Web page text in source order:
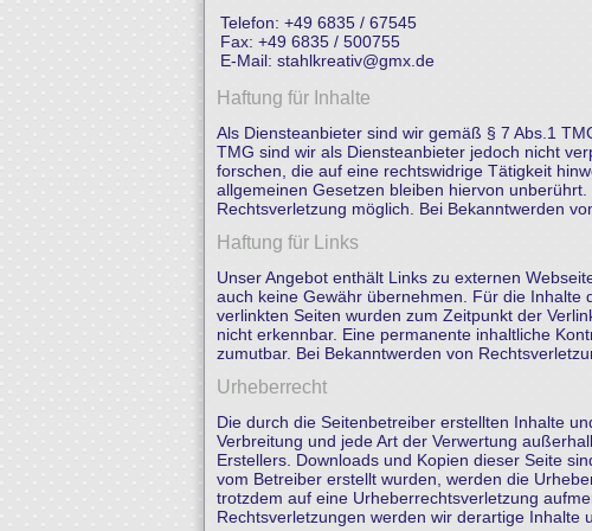
Telefon: +49 6835 / 67545
Fax: +49 6835 / 500755
E-Mail: stahlkreativ@gmx.de
Haftung für Inhalte
Als Diensteanbieter sind wir gemäß § 7 Abs.1
TMG sind wir als Diensteanbieter jedoch nicht
forschen, die auf eine rechtswidrige Tätigkeit
allgemeinen Gesetzen bleiben hiervon
Rechtsverletzung möglich. Bei Bekanntwerden
Haftung für Links
Unser Angebot enthält Links zu externen
auch keine Gewähr übernehmen. Für die Inhalte
verlinkten Seiten wurden zum Zeitpunkt der
nicht erkennbar. Eine permanente inhaltliche
zumutbar. Bei Bekanntwerden von
Urheberrecht
Die durch die Seitenbetreiber erstellten Inhalte
Verbreitung und jede Art der Verwertung
Erstellers. Downloads und Kopien dieser Seite
vom Betreiber erstellt wurden, werden die
trotzdem auf eine Urheberrechtsverletzung
Rechtsverletzungen werden wir derartige Inhalte